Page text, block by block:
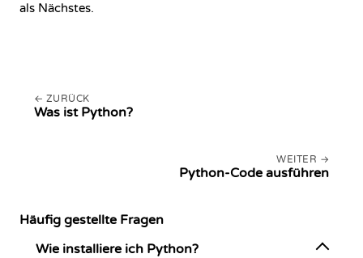
als Nächstes.
ZURÜCK
Was ist Python?
WEITER
Python-Code ausführen
Häufig gestellte Fragen
Wie installiere ich Python?